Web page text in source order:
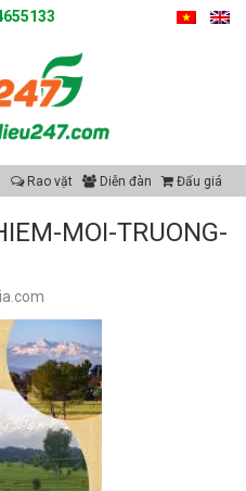
Rao vặt Diễn đàn Đấu giá
MOI-TRUONG-